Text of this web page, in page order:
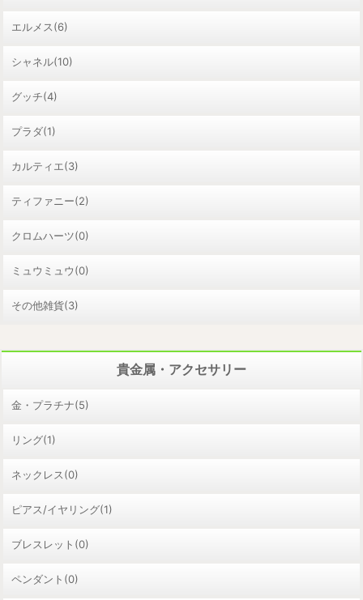
エルメス(6)
シャネル(10)
グッチ(4)
プラダ(1)
カルティエ(3)
ティファニー(2)
クロムハーツ(0)
ミュウミュウ(0)
その他雑貨(3)
貴金属・アクセサリー
金・プラチナ(5)
リング(1)
ネックレス(0)
ピアス/イヤリング(1)
ブレスレット(0)
ペンダント(0)